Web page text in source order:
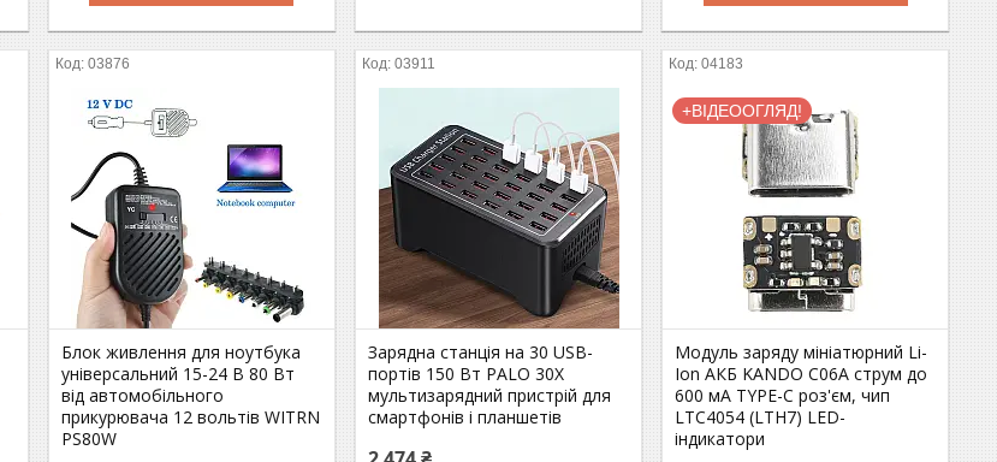
03876
Блок живлення для ноутбука
універсальний 15-24 В 80 Вт
від автомобільного
прикурювача 12 вольтів WITRN
PS80W
03911
Зарядна станція на 30 USB-
портів 150 Вт PALO 30X
мультизарядний пристрій для
смартфонів і планшетів
04183
+ВІДЕООГЛЯД!
Модуль заряду мініатюрний Li-
Ion АКБ KANDO C06A струм до
600 мА TYPE-C роз'єм, чип
LTC4054 (LTH7) LED-
індикатори